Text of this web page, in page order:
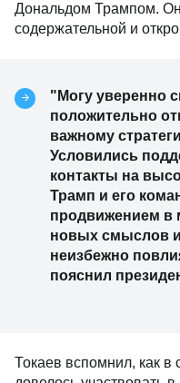
Дональдом Трампом.
содержательной и
"Могу уверенно
положительно
важному
Условились
контакты на
Трамп и его
продвижением в
новых смыслов
неизбежно
пояснил
Токаев вспомнил, как в